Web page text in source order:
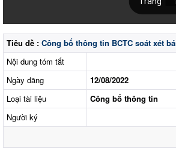
Tiêu đề : Công bố thông tin BCTC soát xét
Nội dung tóm tắt
Ngày đăng
12/08/2022
Loại tài liệu
Công bố thông tin
Người ký